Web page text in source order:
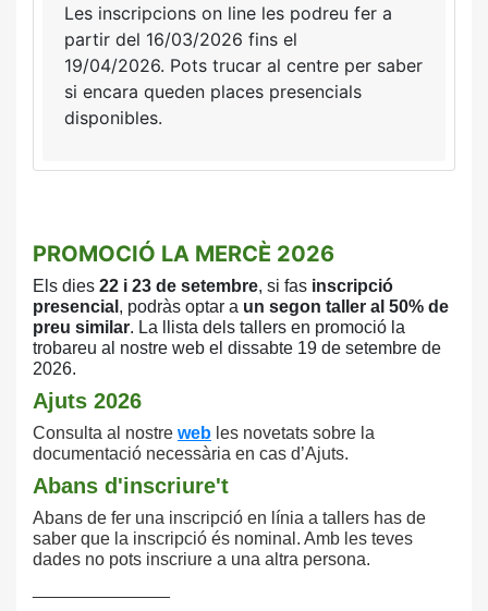
Les inscripcions on line les podreu fer a
partir del 16/03/2026 fins el
19/04/2026. Pots trucar al centre per saber
si encara queden places presencials
disponibles.
PROMOCIÓ LA MERCÈ 2026
Els dies 22 i 23 de setembre, si fas inscripció
presencial , podràs optar a un segon taller al 50% de
preu similar. La llista dels tallers en promoció la
trobareu al nostre web el dissabte 19 de setembre de
2026.
Ajuts 2026
Consulta al nostre web les novetats sobre la
documentació necessària en cas d’Ajuts.
Abans d'inscriure't
Abans de fer una inscripció en línia a tallers has de
saber que la inscripció és nominal. Amb les teves
dades no pots inscriure a una altra persona.